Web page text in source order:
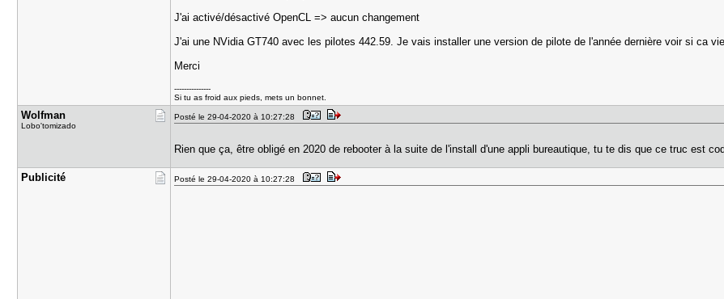
J'ai activé/désactivé OpenCL => aucun changement
J'ai une NVidia GT740 avec les pilotes 442.59. Je vais installer une version de pilote de l'année dernière voir si ca
Merci
---------------
Si tu as froid aux pieds, mets un bonnet.
Wolfman
Lobo'tomizado
Posté le 29-04-2020 à 10:27:28
Rien que ça, être obligé en 2020 de rebooter à la suite de l'install d'une appli bureautique, tu te dis que ce truc est
Publicité Posté le 29-04-2020 à 10:27:28